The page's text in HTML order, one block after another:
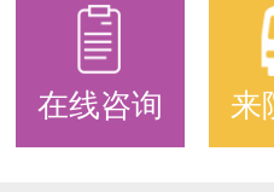
在线咨询 来